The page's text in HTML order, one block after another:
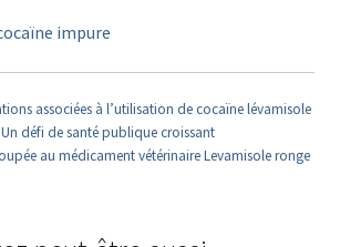
impure
associées à l’utilisation de cocaïne lévamisole
défi de santé publique croissant
au médicament vétérinaire Levamisole ronge